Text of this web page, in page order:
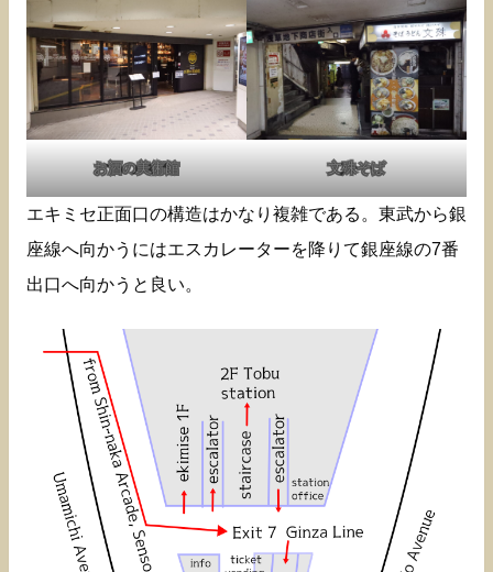
お酒の美術館 文殊そば
エキミセ正面口の構造はかなり複雑である。東武から銀
座線へ向かうにはエスカレーターを降りて銀座線の7番
出口へ向かうと良い。